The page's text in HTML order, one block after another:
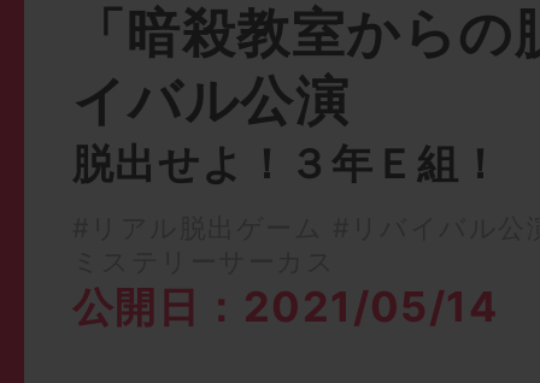
「暗殺教室から
イバル公演
脱出せよ！３年Ｅ組！
公開日：2021/05/14